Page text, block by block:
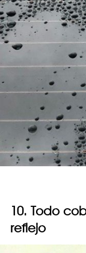
10. Todo
reflejo